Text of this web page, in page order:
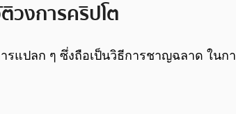
วงการคริปโต
ารแปลก ๆ ซึ่งถือเป็นวิธีการชาญฉลาด ใ